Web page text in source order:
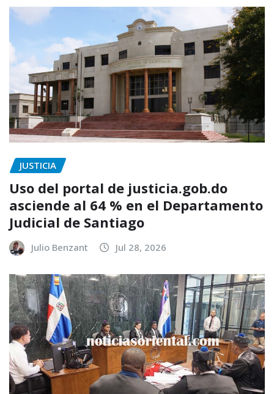
JUSTICIA
Uso del portal de justicia.gob.do
asciende al 64 % en el Departamento
Judicial de Santiago
Julio Benzant Jul 28, 2026